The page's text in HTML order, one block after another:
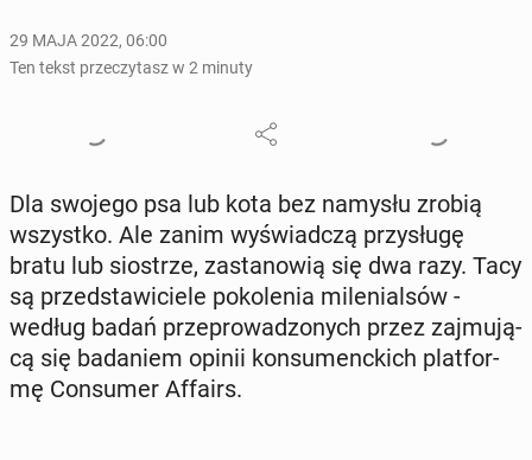
29 MAJA 2022, 06:00
Ten tekst przeczytasz w 2 minuty
Dla swojego psa lub kota bez namysłu zrobią
wszyst­ko. Ale zanim wy­świad­czą przy­słu­gę
bratu lub sio­strze, za­sta­no­wią się dwa razy. Tacy
są przed­sta­wi­cie­le po­ko­le­nia mi­le­nial­sów -
według badań prze­pro­wa­dzo­nych przez zaj­mu­ją­
cą się ba­da­niem opinii kon­su­menc­kich plat­for­
mę Con­su­mer Affairs.